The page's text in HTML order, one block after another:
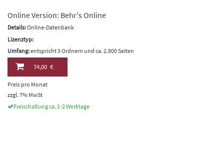
Online Version: Behr's Online
Details:Online-Datenbank
Lizenztyp:
Umfang:entspricht 3 Ordnern und ca. 2.900 Seiten
74,00 €
Preis pro Monat
zzgl. 7% MwSt
Freischaltung ca. 1-2 Werktage